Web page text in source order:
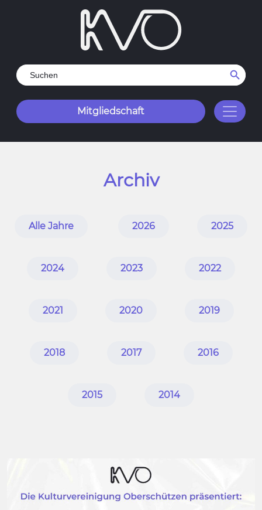
Search
for:
Search Button
Mitgliedschaft
Archiv
Alle Jahre 2026 2025
2024 2023 2022
2021 2020 2019
2018 2017 2016
2015 2014